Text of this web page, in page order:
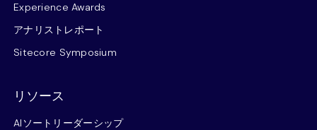
Experience Awards
アナリストレポート
Sitecore Symposium
リソース
AIソートリーダーシップ